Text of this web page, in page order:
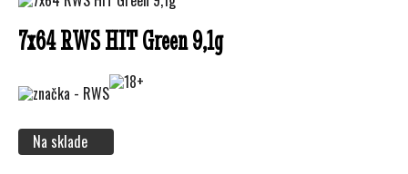
7x64 RWS HIT Green 9,1g
Na sklade